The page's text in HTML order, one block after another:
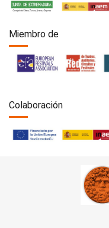
Miembro de
Colaboración